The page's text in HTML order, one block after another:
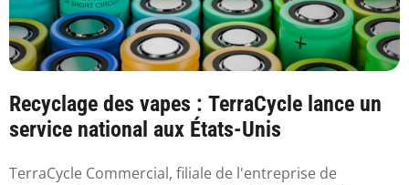
Recyclage des vapes : TerraCycle lance un
service national aux États-Unis
TerraCycle Commercial, filiale de l'entreprise de